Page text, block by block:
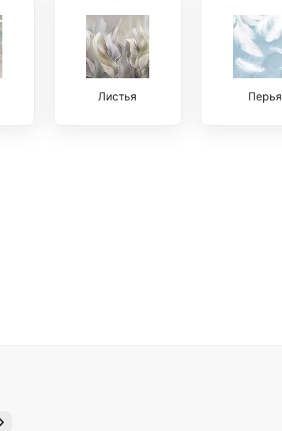
Листья Перья